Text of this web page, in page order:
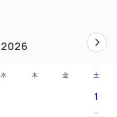
2026
水 木 金 土
1